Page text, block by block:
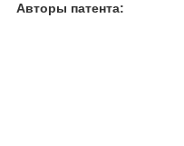
Авторы патента: